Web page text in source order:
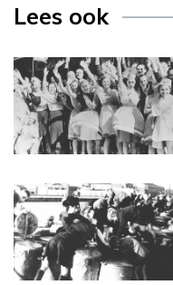
Lees ook